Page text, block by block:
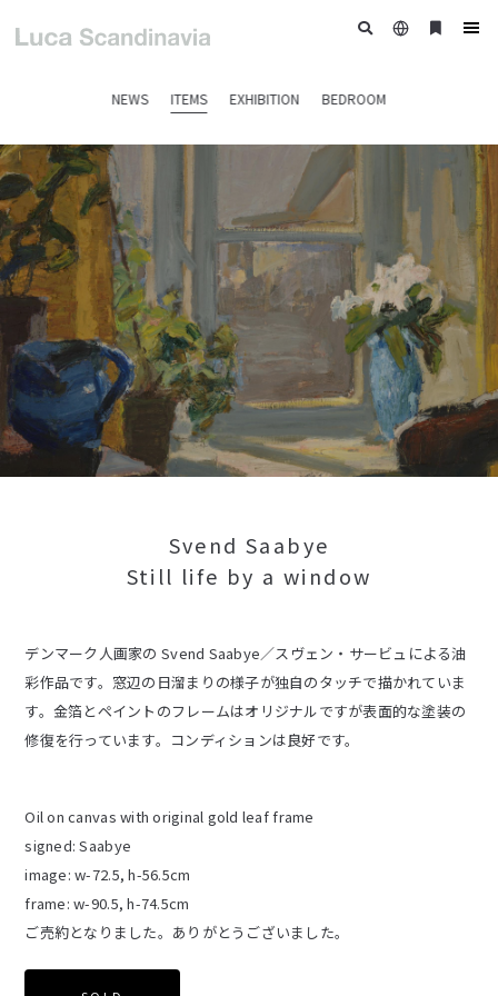
NEWS ITEMS EXHIBITION BEDROOM
日
ブ
ー
ク
Svend Saabye
Still life by a window
デンマーク人画家の Svend Saabye／スヴェン・サービュによる油
彩作品です。窓辺の日溜まりの様子が独自のタッチで描かれていま
す。金箔とペイントのフレームはオリジナルですが表面的な塗装の
修復を行っています。コンディションは良好です。
Oil on canvas with original gold leaf frame
signed: Saabye
image: w-72.5, h-56.5cm
frame: w-90.5, h-74.5cm
ご売約となりました。ありがとうございました。